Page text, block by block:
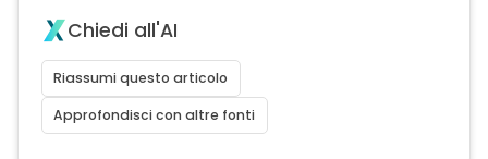
Chiedi all'AI
Riassumi questo articolo
Approfondisci con altre fonti